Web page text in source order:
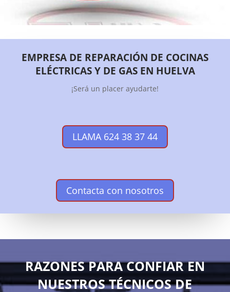
EMPRESA DE REPARACIÓN DE COCINAS
ELÉCTRICAS Y DE GAS EN HUELVA
¡Será un placer ayudarte!
LLAMA 624 38 37 44
Contacta con nosotros
RAZONES PARA CONFIAR EN
NUESTROS TÉCNICOS DE